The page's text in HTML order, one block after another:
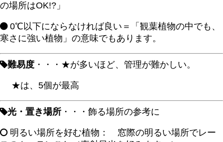
の場所はOK!?」
0℃以下にならなければ良い＝「観葉植物の中でも、
寒さに強い植物」の意味でもあります。
難易度 ・・・★が多いほど、管理が難かしい。
★は、5個が最高
光・置き場所 ・・・飾る場所の参考に
明るい場所を好む植物： 窓際の明るい場所でレー